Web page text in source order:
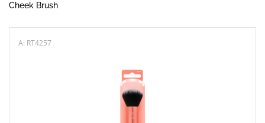
Cheek Brush
A: RT4257